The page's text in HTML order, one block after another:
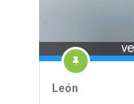
León